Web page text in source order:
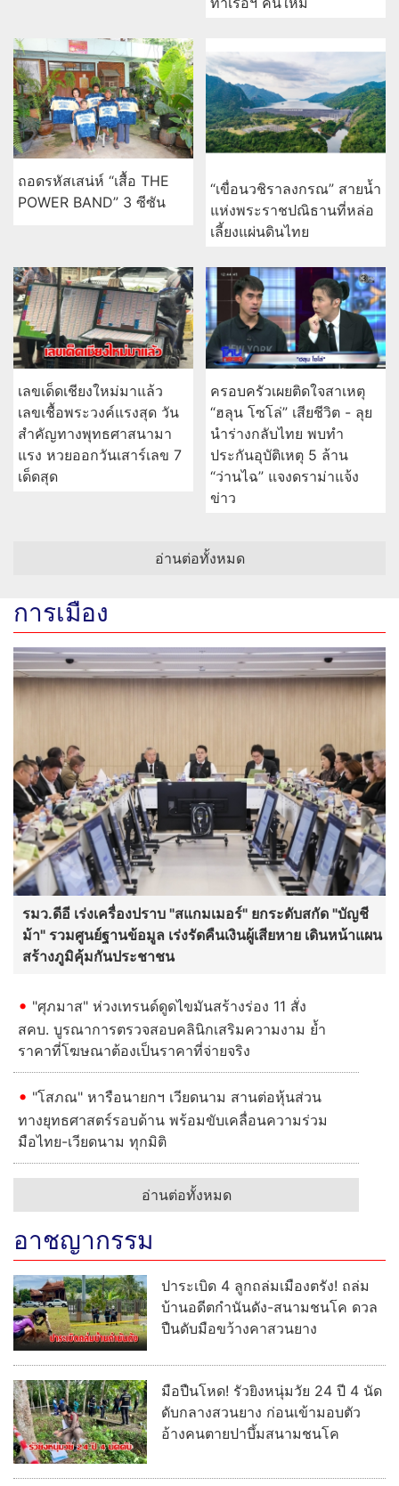
ถอดรหัสเสน่ห์ “เสื้อ THE
“เขื่อนวชิราลงกรณ” สายน้ำ
แห่งพระราชปณิธานที่หล่อ
เลขเด็ดเชียงใหม่มาแล้ว
เลขเชื้อพระวงค์แรงสุด วัน
สำคัญทางพุทธศาสนามา
แรง หวยออกวันเสาร์เลข 7
ครอบครัวเผยติดใจสาเหตุ
“ฮลุน โซโล่” เสียชีวิต - ลุย
นำร่างกลับไทย พบทำ
ประกันอุบัติเหตุ 5 ล้าน
“ว่านไฉ” แจงดราม่าแจ้ง
การเมือง
รมว.ดีอี เร่งเครื่องปราบ "สแกมเมอร์" ยกระดับสกัด "บัญชี
ม้า" รวมศูนย์ฐานข้อมูล เร่งรัดคืนเงินผู้เสียหาย เดินหน้าแผน
"ศุภมาส" ห่วงเทรนด์ดูดไขมันสร้างร่อง 11 สั่ง
สคบ. บูรณาการตรวจสอบคลินิกเสริมความงาม ย้ำ
ราคาที่โฆษณาต้องเป็นราคาที่จ่ายจริง
"โสภณ" หารือนายกฯ เวียดนาม สานต่อหุ้นส่วน
ทางยุทธศาสตร์รอบด้าน พร้อมขับเคลื่อนความร่วม
มือไทย-เวียดนาม ทุกมิติ
อ่านต่อทั้งหมด
อาชญากรรม
ปาระเบิด 4 ลูกถล่มเมืองตรัง! ถล่ม
บ้านอดีตกำนันดัง-สนามชนโค ดวล
มือปืนโหด! รัวยิงหนุ่มวัย 24 ปี 4 นัด
ดับกลางสวนยาง ก่อนเข้ามอบตัว